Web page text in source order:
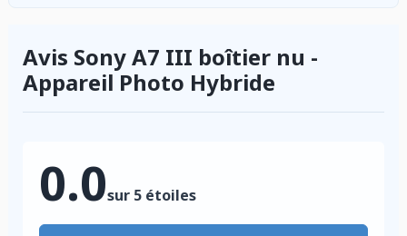
Avis Sony A7 III boîtier nu -
Appareil Photo Hybride
0.0sur 5 étoiles